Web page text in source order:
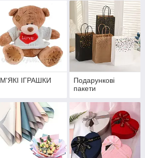
М'ЯКІ ІГРАШКИ
Подарункові
пакети